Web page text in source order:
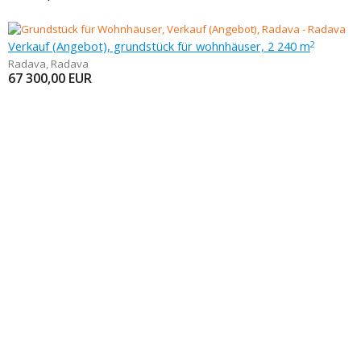
Verkauf (Angebot), grundstück für wohnhäuser, 2 240 m2
Radava, Radava
67 300,00 EUR